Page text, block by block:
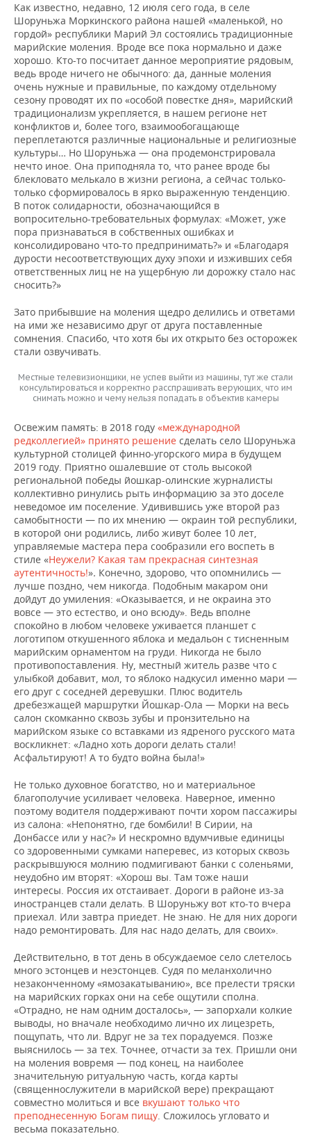
ОТКРЫТАЯ ЛЕКЦИЯ
БАСКЕТБОЛ
ВОЛЕЙБОЛ
КИБЕРСПОРТ
ФИГУРНОЕ КАТАНИЕ
ВОДНЫЕ ВИДЫ СПОРТА
ХОККЕЙ С МЯЧОМ
ИНФРАСТРУКТУРА
ИСТОРИЯ
КУЛЬТУРА
МЕДИЦИНА
ОБРАЗОВАНИЕ
ПРОИСШЕСТВИЯ
СПРАВОЧНИК
СПИСОК ПЕРСОН
СПИСОК КОМПАНИЙ
ПОЛНАЯ ВЕРСИЯ
Как известно, недавно, 12 июля сего года, в селе
Шоруньжа Моркинского района нашей «маленькой, но
гордой» республики Марий Эл состоялись традиционные
марийские моления. Вроде все пока нормально и даже
хорошо. Кто-то посчитает данное мероприятие рядовым,
ведь вроде ничего не обычного: да, данные моления
очень нужные и правильные, по каждому отдельному
сезону проводят их по «особой повестке дня», марийский
традиционализм укрепляется, в нашем регионе нет
конфликтов и, более того, взаимообогащающе
переплетаются различные национальные и религиозные
культуры… Но Шоруньжа — она продемонстрировала
нечто иное. Она приподняла то, что ранее вроде бы
блекловато мелькало в жизни региона, а сейчас только-
только сформировалось в ярко выраженную тенденцию.
В поток солидарности, обозначающийся в
вопросительно-требовательных формулах: «Может, уже
пора признаваться в собственных ошибках и
консолидировано что-то предпринимать?» и «Благодаря
дурости несоответствующих духу эпохи и изживших себя
ответственных лиц не на ущербную ли дорожку стало нас
сносить?»
Зато прибывшие на моления щедро делились и ответами
на ими же независимо друг от друга поставленные
сомнения. Спасибо, что хотя бы их открыто без осторожек
стали озвучивать.
Местные телевизионщики, не успев выйти из машины, тут же стали
консультироваться и корректно расспрашивать верующих, что им
снимать можно и чему нельзя попадать в объектив камеры
Освежим память: в 2018 году «международной
редколлегией» принято решение сделать село Шоруньжа
культурной столицей финно-угорского мира в будущем
2019 году. Приятно ошалевшие от столь высокой
региональной победы йошкар-олинские журналисты
коллективно ринулись рыть информацию за это доселе
неведомое им поселение. Удивившись уже второй раз
самобытности — по их мнению — окраин той республики,
в которой они родились, либо живут более 10 лет,
управляемые мастера пера сообразили его воспеть в
стиле «Неужели? Какая там прекрасная синтезная
аутентичность!». Конечно, здорово, что опомнились —
лучше поздно, чем никогда. Подобным макаром они
дойдут до умиления: «Оказывается, и не окраина это
вовсе — это естество, и оно всюду». Ведь вполне
спокойно в любом человеке уживается планшет с
логотипом откушенного яблока и медальон с тисненным
марийским орнаментом на груди. Никогда не было
противопоставления. Ну, местный житель разве что с
улыбкой добавит, мол, то яблоко надкусил именно мари —
его друг с соседней деревушки. Плюс водитель
дребезжащей маршрутки Йошкар-Ола — Морки на весь
салон скомканно сквозь зубы и пронзительно на
марийском языке со вставками из ядреного русского мата
воскликнет: «Ладно хоть дороги делать стали!
Асфальтируют! А то будто война была!»
Не только духовное богатство, но и материальное
благополучие усиливает человека. Наверное, именно
поэтому водителя поддерживают почти хором пассажиры
из салона: «Непонятно, где бомбили! В Сирии, на
Донбассе или у нас?» И нескромно вдумчивые единицы
со здоровенными сумками наперевес, из которых сквозь
раскрывшуюся молнию подмигивают банки с соленьями,
неудобно им вторят: «Хорош вы. Там тоже наши
интересы. Россия их отстаивает. Дороги в районе из-за
иностранцев стали делать. В Шоруньжу вот кто-то вчера
приехал. Или завтра приедет. Не знаю. Не для них дороги
надо ремонтировать. Для нас надо делать, для своих».
Действительно, в тот день в обсуждаемое село слетелось
много эстонцев и неэстонцев. Судя по меланхолично
незаконченному «ямозакатыванию», все прелести тряски
на марийских горках они на себе ощутили сполна.
«Отрадно, не нам одним досталось», — запорхали колкие
выводы, но вначале необходимо лично их лицезреть,
пощупать, что ли. Вдруг не за тех порадуемся. Позже
выяснилось — за тех. Точнее, отчасти за тех. Пришли они
на моления вовремя — под конец, на наиболее
значительную ритуальную часть, когда карты
(священнослужители в марийской вере) прекращают
совместно молиться и все вкушают только что
преподнесенную Богам пищу. Сложилось угловато и
весьма показательно.